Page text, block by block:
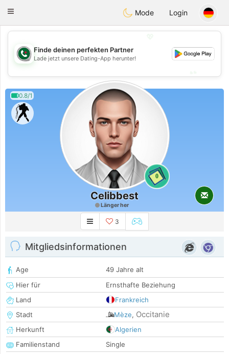
Weshrak
Toggle
Mode Login
💖
💕
Finde deinen perfekten Partner
Lade jetzt unsere Dating-App herunter!
0.8/1
0
Celibbest
Länger her
3
Mitgliedsinformationen
Age
49 Jahre alt
Hier für
Ernsthafte Beziehung
Land
Frankreich
Stadt
Mèze, Occitanie
Herkunft
Algerien
Familienstand
Single